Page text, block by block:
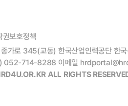
권보호정책
가로 345(교동) 한국산업인력공단 한
) 052-714-8288 이메일
ALL RIGHTS